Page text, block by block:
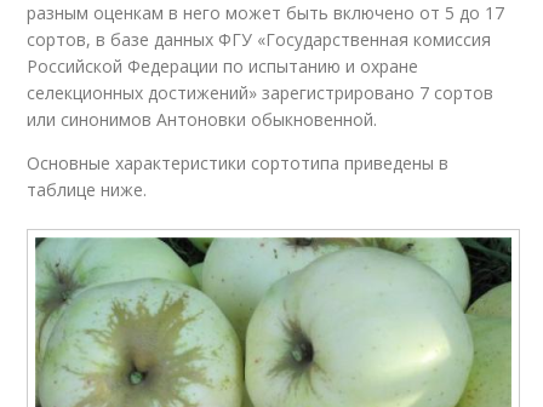
разным оценкам в него может быть включено от 5 до 17
сортов, в базе данных ФГУ «Государственная комиссия
Российской Федерации по испытанию и охране
селекционных достижений» зарегистрировано 7 сортов
или синонимов Антоновки обыкновенной.
Основные характеристики сортотипа приведены в
таблице ниже.